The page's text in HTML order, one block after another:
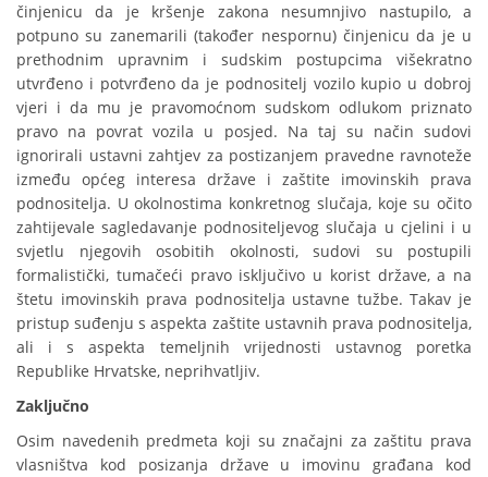
činjenicu da je kršenje zakona nesumnjivo nastupilo, a
potpuno su zanemarili (također nespornu) činjenicu da je u
prethodnim upravnim i sudskim postupcima višekratno
utvrđeno i potvrđeno da je podnositelj vozilo kupio u dobroj
vjeri i da mu je pravomoćnom sudskom odlukom priznato
pravo na povrat vozila u posjed. Na taj su način sudovi
ignorirali ustavni zahtjev za postizanjem pravedne ravnoteže
između općeg interesa države i zaštite imovinskih prava
podnositelja. U okolnostima konkretnog slučaja, koje su očito
zahtijevale sagledavanje podnositeljevog slučaja u cjelini i u
svjetlu njegovih osobitih okolnosti, sudovi su postupili
formalistički, tumačeći pravo isključivo u korist države, a na
štetu imovinskih prava podnositelja ustavne tužbe. Takav je
pristup suđenju s aspekta zaštite ustavnih prava podnositelja,
ali i s aspekta temeljnih vrijednosti ustavnog poretka
Republike Hrvatske, neprihvatljiv.
Zaključno
Osim navedenih predmeta koji su značajni za zaštitu prava
vlasništva kod posizanja države u imovinu građana kod